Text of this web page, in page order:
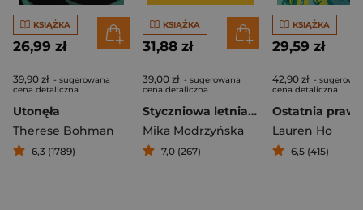
KSIĄŻKA
26,99 zł
39,90 zł - sugerowana
cena detaliczna
Utonęła
Therese Bohman
6,3 (1789)
KSIĄŻKA
31,88 zł
39,00 zł - sugerowana
cena detaliczna
Styczniowa letnia noc
Mika Modrzyńska
7,0 (267)
KSIĄŻKA
29,59 zł
42,90 zł -
cena detaliczna
Lauren Ho
6,5 (415)